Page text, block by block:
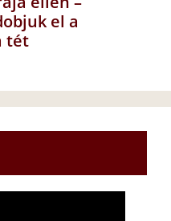
el a
tét